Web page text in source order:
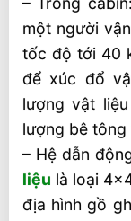
một người
tốc độ tới 40
để xúc đổ
lượng vật
lượng bê tông
– Hệ dẫn
liệu là loại
địa hình gồ